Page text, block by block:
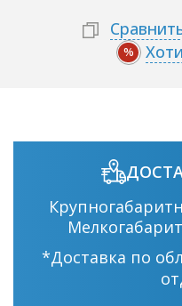
%
*Доставка по